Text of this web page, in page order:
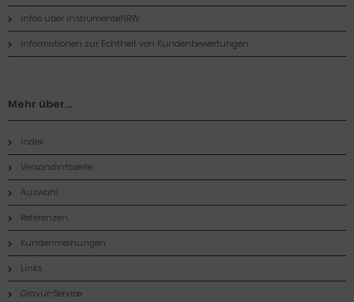
Infos über InstrumenteNRW
Informationen zur Echtheit von Kundenbewertungen
Mehr über...
Index
Versandinfoseite
Auswahl
Referenzen
Kundenmeinungen
Links
Gravur-Service